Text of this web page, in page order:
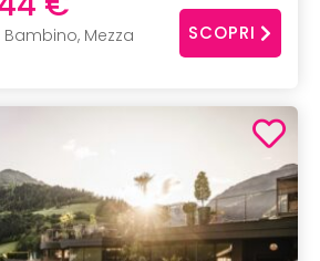
Bambino, Mezza
SCOPRI